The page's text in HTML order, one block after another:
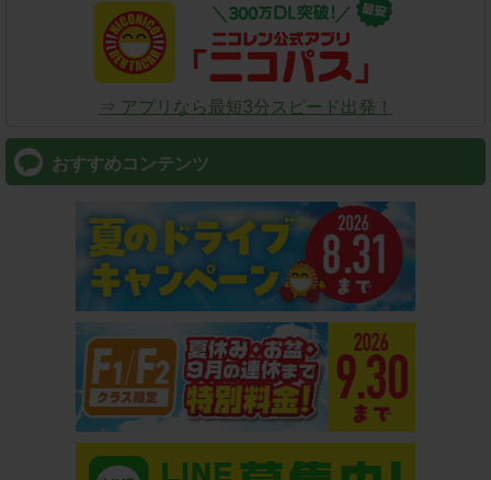
⇒ アプリなら最短3分スピード出発！
おすすめコンテンツ